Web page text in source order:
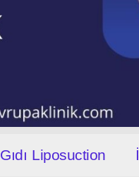
Gıdı Liposuction